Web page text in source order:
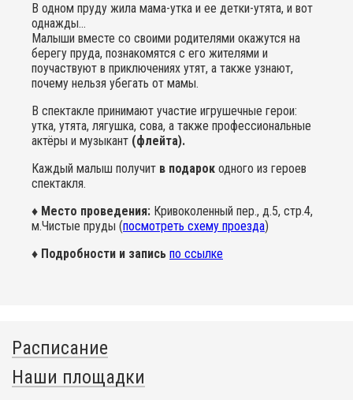
В одном пруду жила мама-утка и ее детки-утята, и вот
однажды...
Малыши вместе со своими родителями окажутся на
берегу пруда, познакомятся с его жителями и
поучаствуют в приключениях утят, а также узнают,
почему нельзя убегать от мамы.
В спектакле принимают участие игрушечные герои:
утка, утята, лягушка, сова, а также профессиональные
актёры и музыкант (флейта).
Каждый малыш получит в подарок одного из героев
спектакля.
♦ Место проведения: Кривоколенный пер., д.5, стр.4,
м.Чистые пруды (посмотреть схему проезда)
♦ Подробности и запись по ссылке
Расписание
Наши площадки